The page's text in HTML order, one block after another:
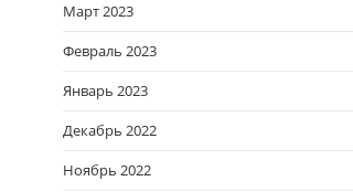
Март 2023
Февраль 2023
Январь 2023
Декабрь 2022
Ноябрь 2022